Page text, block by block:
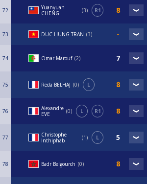
72
Yuanyuan
CHENG
3 R1
73 DUC HUNG TRAN 3
74 Omar Marouf 2
75 Reda BELHAJ 0 L
76
Alexandre
EVE
0 L R1
77
Christophe
Inthiphab
1 L
78 Badr Belgourch 0